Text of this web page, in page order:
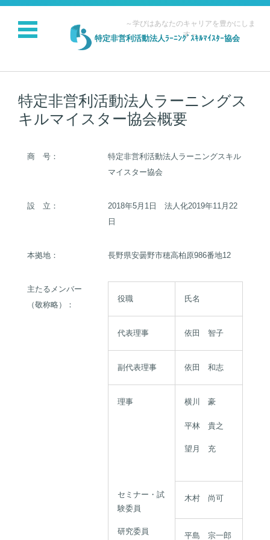
特定非営利活動法人ﾗｰﾆﾝｸﾞｽｷﾙﾏｲｽﾀｰ協会
～学びはあなたのキャリアを豊かにしま
す～
コンテンツに移動
特定非営利活動法人ラーニングス
キルマイスター協会概要
商 号：
特定非営利活動法人ラーニングスキル
マイスター協会
設 立：
2018年5月1日 法人化2019年11月22
日
本拠地： 長野県安曇野市穂高柏原986番地12
主たるメンバー
（敬称略）：
役職 氏名
代表理事 依田 智子
副代表理事 依田 和志
理事
セミナー・試
験委員
研究委員
横川 豪
平林 貴之
望月 充
木村 尚可
平島 宗一郎